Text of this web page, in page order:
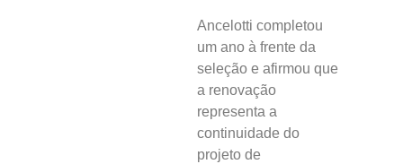
Ancelotti completou
um ano à frente da
seleção e afirmou que
a renovação
representa a
continuidade do
projeto de